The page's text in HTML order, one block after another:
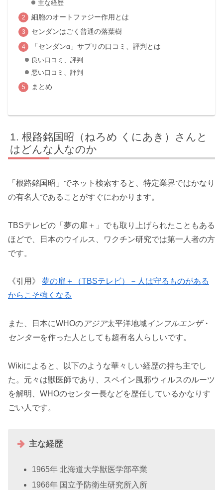
主な経歴
細胞のオートファジー作用とは
センダンはごく普通の落葉樹
「センダンα」サプリの口コミ、評判とは
良い口コミ、評判
悪い口コミ、評判
まとめ
根路銘国昭（ねろめ くにあき）さんと
はどんな人なのか
「根路銘国昭」でネット検索すると、特定業界ではかなり
の有名人であることがすぐにわかります。
TBSテレビの「夢の扉＋」でも取り上げられたこともある
ほどで、日本のウイルス、ワクチン研究では第一人者の方
です。
《引用》 夢の扉＋（TBSテレビ）－人は守るものがある
からこそ強くなる
また、日本にWHOの アジア太平洋地域インフルエンザ・
センターを作った人としても超有名人らしいです。
Wikiによると、以下のような華々しい経歴の持ち主でし
た。元々は獣医師であり、スペイン風邪ウィルスのルーツ
を解明、WHOのセンター長などを歴任しているかなりす
ごい人です。
主な経歴
1965年 北海道大学獣医学部卒業
1966年 国立予防衛生研究所入所